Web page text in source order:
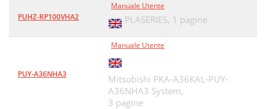
PUHZ-RP100VHA2
Manuale Utente
PLASERIES, 1 pagine
PUY-A36NHA3
Manuale Utente
Mitsubishi PKA-A36KAL-PUY-
A36NHA3 System,
3 pagine